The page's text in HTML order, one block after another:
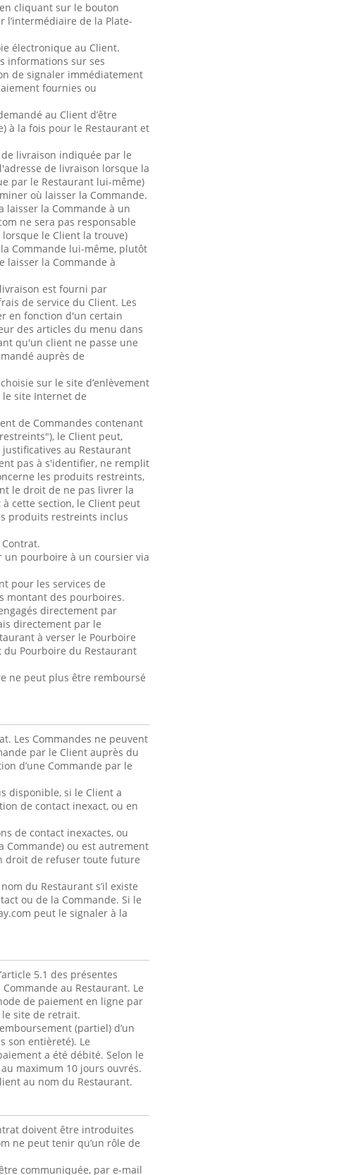
cliquant sur le bouton
l’intermédiaire de la Plate-
électronique au Client.
informations sur ses
de signaler immédiatement
fournies ou
au Client d’être
à la fois pour le Restaurant et
livraison indiquée par le
de livraison lorsque la
par le Restaurant lui-même)
où laisser la Commande.
laisser la Commande à un
ne sera pas responsable
le Client la trouve)
Commande lui-même, plutôt
laisser la Commande à
est fourni par
de service du Client. Les
en fonction d'un certain
des articles du menu dans
qu'un client ne passe une
auprès de
sur le site d’enlèvement
site Internet de
de Commandes contenant
le Client peut,
au Restaurant
pas à s'identifier, ne remplit
les produits restreints,
le droit de ne pas livrer la
cette section, le Client peut
produits restreints inclus
un pourboire à un coursier via
pour les services de
montant des pourboires.
directement par
directement par le
à verser le Pourboire
Pourboire du Restaurant
ne peut plus être remboursé
Les Commandes ne peuvent
par le Client auprès du
d’une Commande par le
disponible, si le Client a
de contact inexact, ou en
de contact inexactes, ou
Commande) ou est autrement
droit de refuser toute future
du Restaurant s’il existe
ou de la Commande. Si le
peut le signaler à la
5.1 des présentes
au Restaurant. Le
de paiement en ligne par
site de retrait.
(partiel) d’un
son entièreté). Le
a été débité. Selon le
maximum 10 jours ouvrés.
au nom du Restaurant.
doivent être introduites
ne peut tenir qu’un rôle de
communiquée, par e-mail